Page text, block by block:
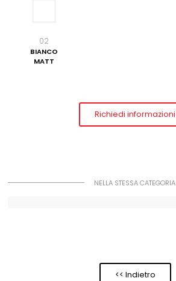
02
BIANCO
MATT
Richiedi informazioni
NELLA STESSA CATEGORIA
<< Indietro